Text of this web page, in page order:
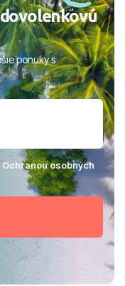
ponuky s
Ochranou osobných